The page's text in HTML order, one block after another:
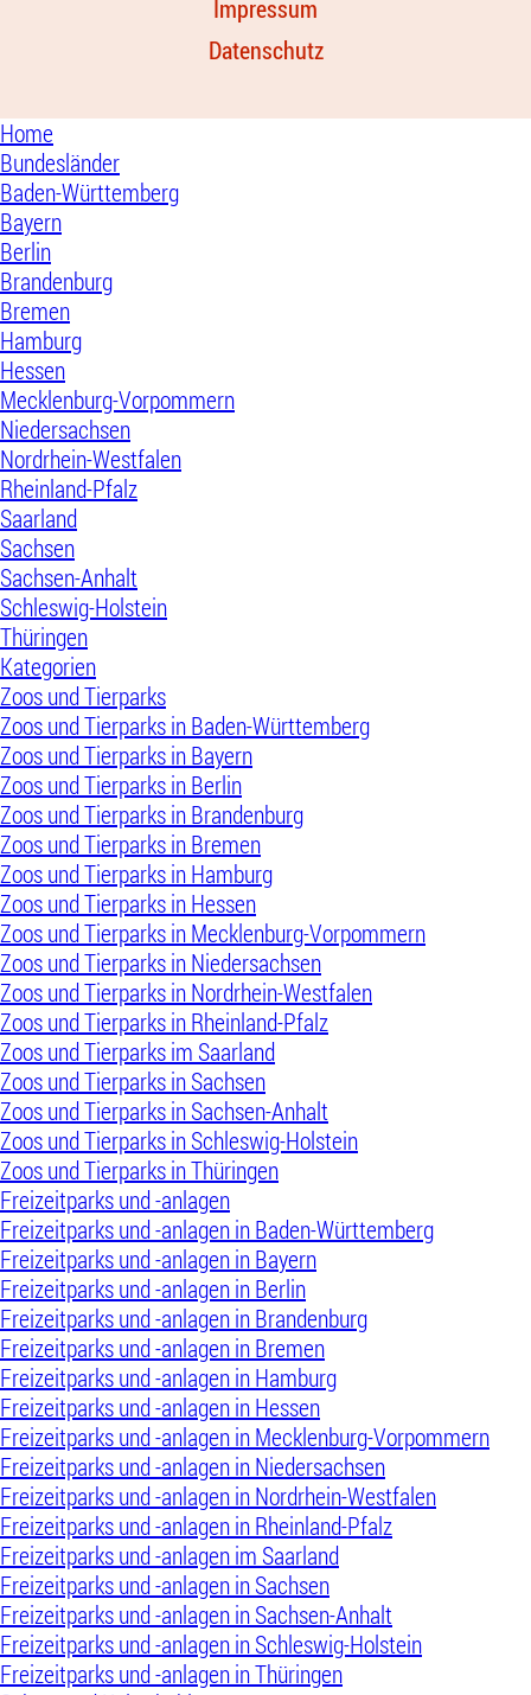
Impressum
Datenschutz
Home
Bundesländer
Baden-Württemberg
Bayern
Berlin
Brandenburg
Bremen
Hamburg
Hessen
Mecklenburg-Vorpommern
Niedersachsen
Nordrhein-Westfalen
Rheinland-Pfalz
Saarland
Sachsen
Sachsen-Anhalt
Schleswig-Holstein
Thüringen
Kategorien
Zoos und Tierparks
Zoos und Tierparks in Baden-Württemberg
Zoos und Tierparks in Bayern
Zoos und Tierparks in Berlin
Zoos und Tierparks in Brandenburg
Zoos und Tierparks in Bremen
Zoos und Tierparks in Hamburg
Zoos und Tierparks in Hessen
Zoos und Tierparks in Mecklenburg-Vorpommern
Zoos und Tierparks in Niedersachsen
Zoos und Tierparks in Nordrhein-Westfalen
Zoos und Tierparks in Rheinland-Pfalz
Zoos und Tierparks im Saarland
Zoos und Tierparks in Sachsen
Zoos und Tierparks in Sachsen-Anhalt
Zoos und Tierparks in Schleswig-Holstein
Zoos und Tierparks in Thüringen
Freizeitparks und -anlagen
Freizeitparks und -anlagen in Baden-Württemberg
Freizeitparks und -anlagen in Bayern
Freizeitparks und -anlagen in Berlin
Freizeitparks und -anlagen in Brandenburg
Freizeitparks und -anlagen in Bremen
Freizeitparks und -anlagen in Hamburg
Freizeitparks und -anlagen in Hessen
Freizeitparks und -anlagen in Mecklenburg-Vorpommern
Freizeitparks und -anlagen in Niedersachsen
Freizeitparks und -anlagen in Nordrhein-Westfalen
Freizeitparks und -anlagen in Rheinland-Pfalz
Freizeitparks und -anlagen im Saarland
Freizeitparks und -anlagen in Sachsen
Freizeitparks und -anlagen in Sachsen-Anhalt
Freizeitparks und -anlagen in Schleswig-Holstein
Freizeitparks und -anlagen in Thüringen